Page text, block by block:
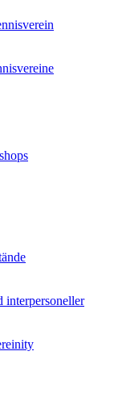
interpersoneller